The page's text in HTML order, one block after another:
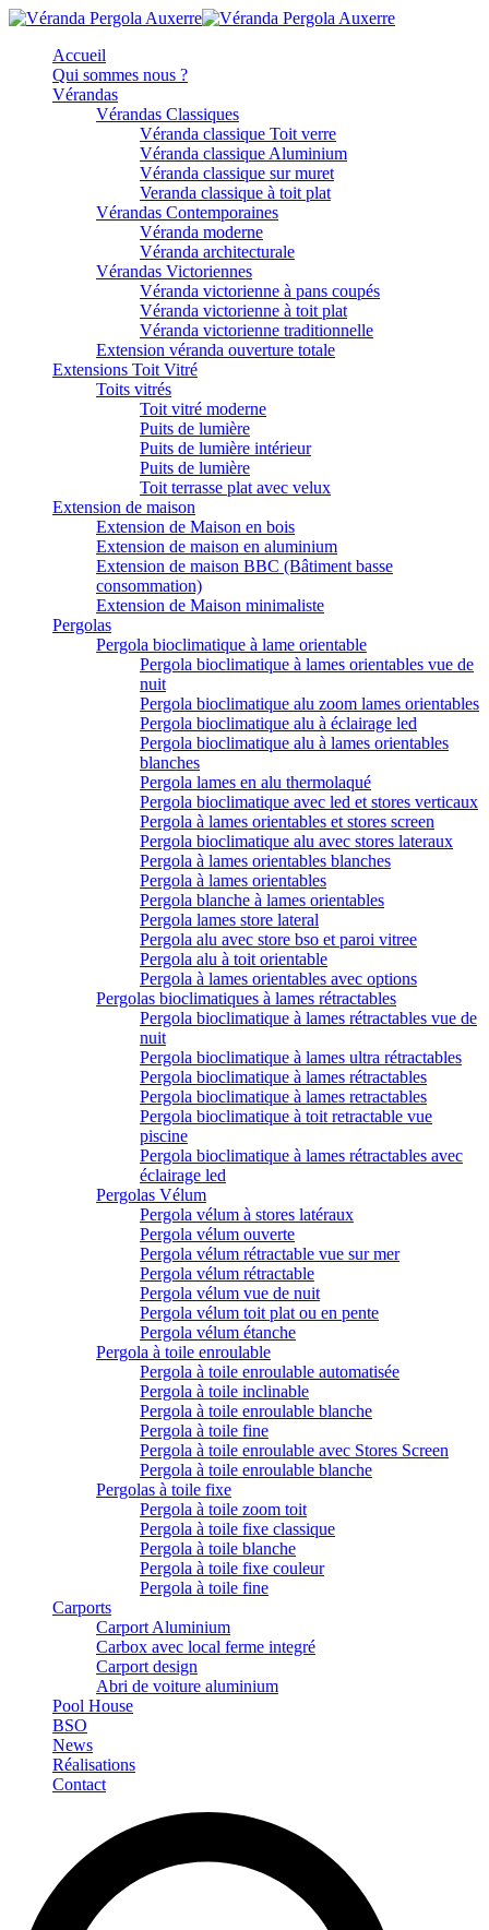
Accueil
Qui sommes nous ?
Vérandas
Vérandas Classiques
Véranda classique Toit verre
Véranda classique Aluminium
Véranda classique sur muret
Veranda classique à toit plat
Vérandas Contemporaines
Véranda moderne
Véranda architecturale
Vérandas Victoriennes
Véranda victorienne à pans coupés
Véranda victorienne à toit plat
Véranda victorienne traditionnelle
Extension véranda ouverture totale
Extensions Toit Vitré
Toits vitrés
Toit vitré moderne
Puits de lumière
Puits de lumière intérieur
Puits de lumière
Toit terrasse plat avec velux
Extension de maison
Extension de Maison en bois
Extension de maison en aluminium
Extension de maison BBC (Bâtiment basse
consommation)
Extension de Maison minimaliste
Pergolas
Pergola bioclimatique à lame orientable
Pergola bioclimatique à lames orientables vue de
nuit
Pergola bioclimatique alu zoom lames orientables
Pergola bioclimatique alu à éclairage led
Pergola bioclimatique alu à lames orientables
blanches
Pergola lames en alu thermolaqué
Pergola bioclimatique avec led et stores verticaux
Pergola à lames orientables et stores screen
Pergola bioclimatique alu avec stores lateraux
Pergola à lames orientables blanches
Pergola à lames orientables
Pergola blanche à lames orientables
Pergola lames store lateral
Pergola alu avec store bso et paroi vitree
Pergola alu à toit orientable
Pergola à lames orientables avec options
Pergolas bioclimatiques à lames rétractables
Pergola bioclimatique à lames rétractables vue de
nuit
Pergola bioclimatique à lames ultra rétractables
Pergola bioclimatique à lames rétractables
Pergola bioclimatique à lames retractables
Pergola bioclimatique à toit retractable vue
piscine
Pergola bioclimatique à lames rétractables avec
éclairage led
Pergolas Vélum
Pergola vélum à stores latéraux
Pergola vélum ouverte
Pergola vélum rétractable vue sur mer
Pergola vélum rétractable
Pergola vélum vue de nuit
Pergola vélum toit plat ou en pente
Pergola vélum étanche
Pergola à toile enroulable
Pergola à toile enroulable automatisée
Pergola à toile inclinable
Pergola à toile enroulable blanche
Pergola à toile fine
Pergola à toile enroulable avec Stores Screen
Pergola à toile enroulable blanche
Pergolas à toile fixe
Pergola à toile zoom toit
Pergola à toile fixe classique
Pergola à toile blanche
Pergola à toile fixe couleur
Pergola à toile fine
Carports
Carport Aluminium
Carbox avec local ferme integré
Carport design
Abri de voiture aluminium
Pool House
BSO
News
Réalisations
Contact